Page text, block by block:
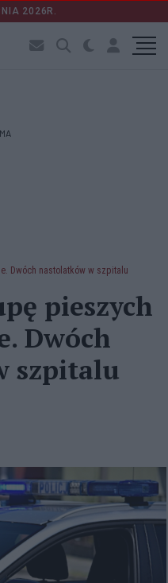
2026R.
Dwóch nastolatków w szpitalu
pieszych
Dwóch
szpitalu